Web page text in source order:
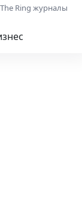
Ring журналы